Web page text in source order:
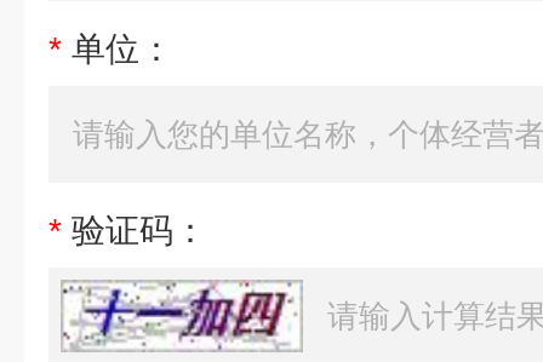
* 单位：
* 验证码：